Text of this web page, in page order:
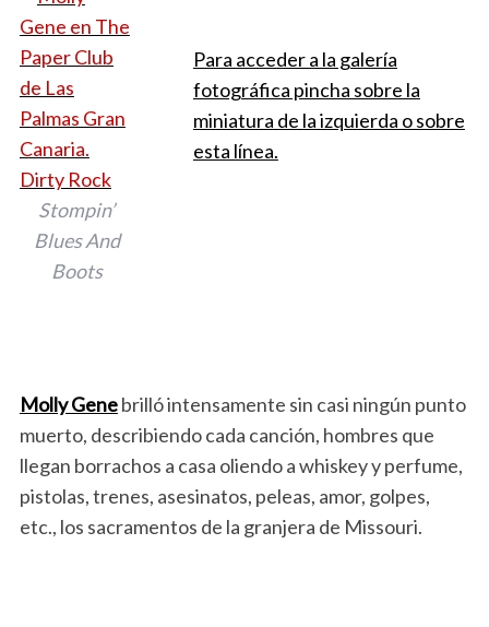
Stompin’
Blues And
Boots
Para acceder a la galería
fotográfica pincha sobre la
miniatura de la izquierda o sobre
esta línea.
Molly Genebrilló intensamente sin casi ningún punto
muerto, describiendo cada canción, hombres que
llegan borrachos a casa oliendo a whiskey y perfume,
pistolas, trenes, asesinatos, peleas, amor, golpes,
etc., los sacramentos de la granjera de Missouri.